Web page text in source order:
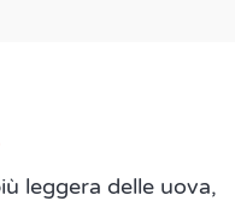
leggera delle uova,